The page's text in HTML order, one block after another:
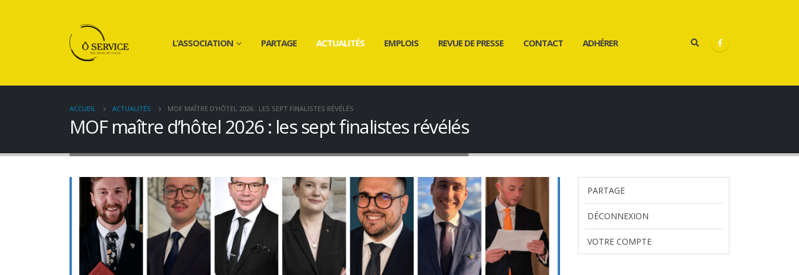
L’ASSOCIATION PARTAGE ACTUALITÉS EMPLOIS REVUE DE PRESSE CONTACT ADHÉRER
ACCUEIL ACTUALITÉS MOF MAÎTRE D’HÔTEL 2026 : LES SEPT FINALISTES RÉVÉLÉS
MOF maître d’hôtel 2026 : les sept finalistes révélés
PARTAGE
DÉCONNEXION
VOTRE COMPTE